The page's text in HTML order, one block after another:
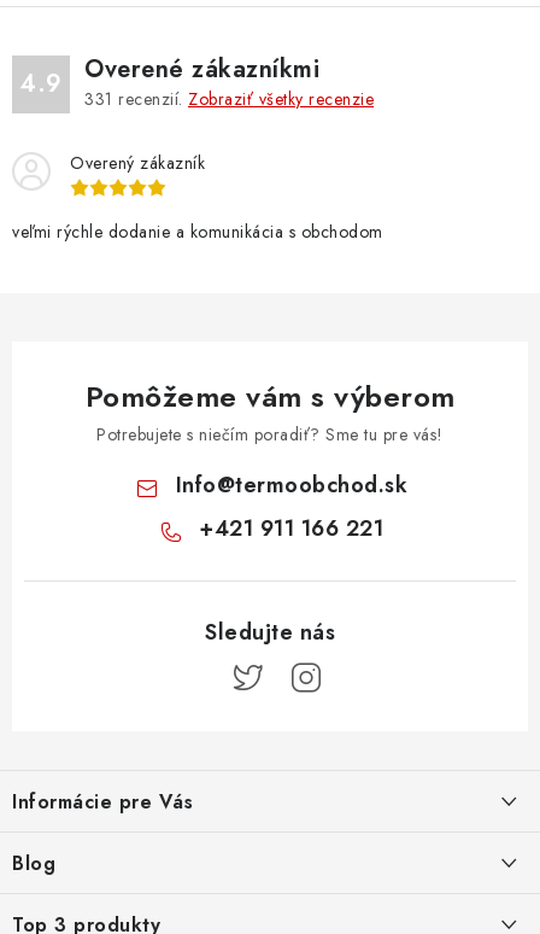
4.9 Overené zákazníkmi
331 recenzií. Zobraziť všetky recenzie
Overený zákazník
veľmi rýchle dodanie a komunikácia s obchodom
Pomôžeme vám s výberom
Potrebujete s niečím poradiť? Sme tu pre vás!
Info@termoobchod.sk
+421 911 166 221
p
ä
Informácie pre Vás
Blog
Top 3 produkty